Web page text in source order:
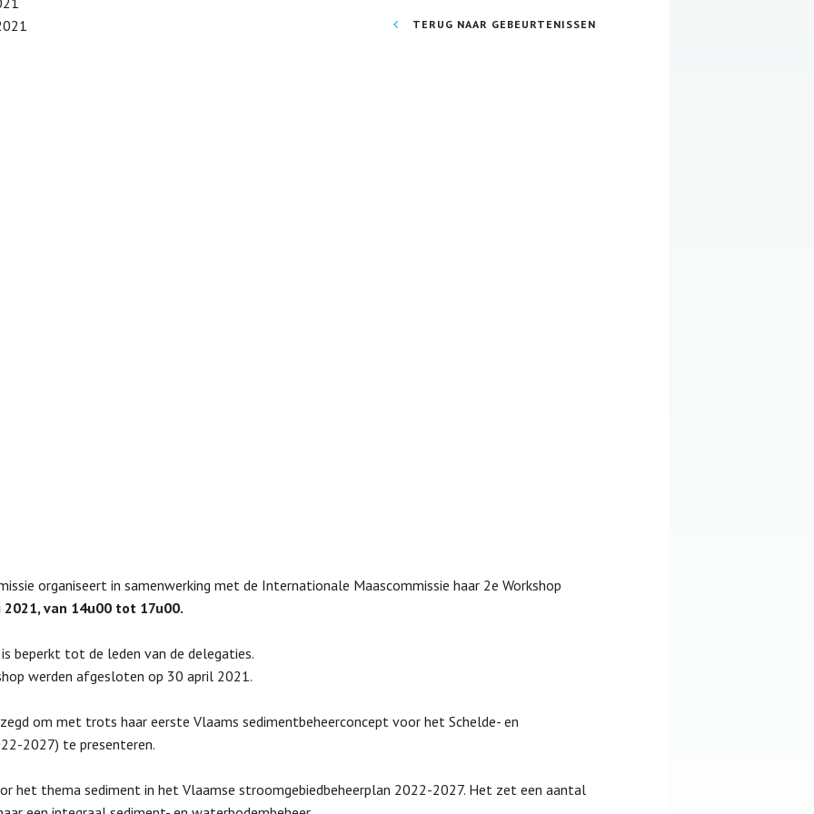
TERUG NAAR GEBEURTENISSEN
organiseert in samenwerking met de Internationale Maascommissie haar 2e Workshop
van 14u00 tot 17u00.
beperkt tot de leden van de delegaties.
werden afgesloten op 30 april 2021.
om met trots haar eerste Vlaams sedimentbeheerconcept voor het Schelde- en
2027) te presenteren.
het thema sediment in het Vlaamse stroomgebiedbeheerplan 2022-2027. Het zet een aantal